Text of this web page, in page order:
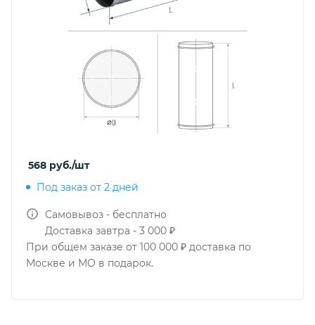
568 руб./шт
Под заказ от 2 дней
Самовывоз - бесплатно
Доставка завтра - 3 000 ₽
При общем заказе от 100 000 ₽ доставка по
Москве и МО в подарок.